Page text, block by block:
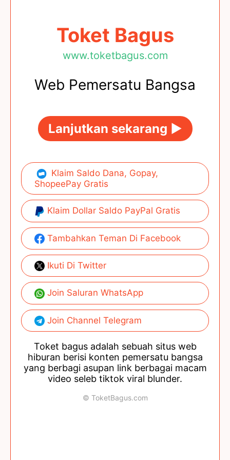
Toket Bagus
www.toketbagus.com
Web Pemersatu Bangsa
Lanjutkan sekarang ►
Klaim Saldo Dana, Gopay,
ShopeePay Gratis
Klaim Dollar Saldo PayPal Gratis
Tambahkan Teman Di Facebook
Ikuti Di Twitter
Join Saluran WhatsApp
Join Channel Telegram
Toket bagus adalah sebuah situs web
hiburan berisi konten pemersatu bangsa
yang berbagi asupan link berbagai macam
video seleb tiktok viral blunder.
© ToketBagus.com